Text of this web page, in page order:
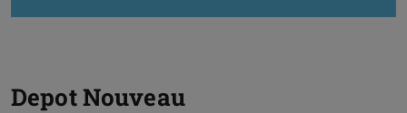
Depot Nouveau